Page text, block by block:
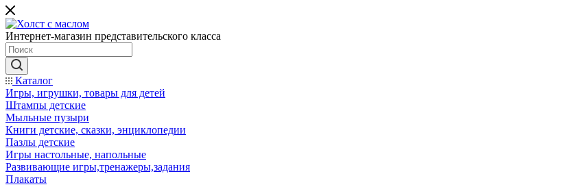
Интернет-магазин представительского класса
Каталог
Игры, игрушки, товары для детей
Штампы детские
Мыльные пузыри
Книги детские, сказки, энциклопедии
Пазлы детские
Игры настольные, напольные
Развивающие игры,тренажеры,задания
Плакаты